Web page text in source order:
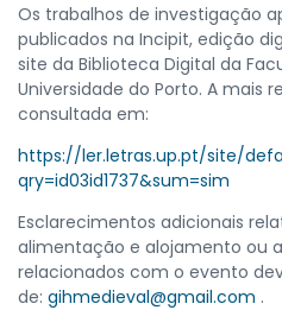
Os trabalhos de investigação
publicados na Incipit, edição
site da Biblioteca Digital da
Universidade do Porto. A mais
consultada em:
https://ler.letras.up.pt/site/
qry=id03id1737&sum=sim
Esclarecimentos adicionais
alimentação e alojamento ou
relacionados com o evento
de: gihmedieval@gmail.com .